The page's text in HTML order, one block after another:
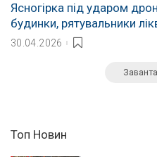
Ясногірка під ударом
будинки, рятувальники
30.04.2026
Топ Новин